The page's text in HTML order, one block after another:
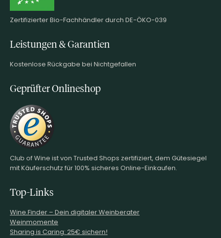
Zertifizierter Bio-Fachhändler durch DE-ÖKO-039
Leistungen & Garantien
Kostenlose Rückgabe bei Nichtgefallen
Geprüfter Onlineshop
Club of Wine ist von Trusted Shops zertifiziert, dem Gütesiegel
mit Käuferschutz für 100% sicheres Online-Einkaufen.
Top-Links
Wine.Finder – Dein digitaler Weinberater
Weinmomente
Sharing is Caring: 25€ sichern!